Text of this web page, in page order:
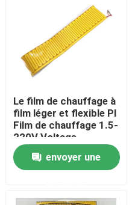
Le film de chauffage à
film léger et flexible PI
Film de chauffage 1.5-
220V Voltage
alternatif
envoyer une